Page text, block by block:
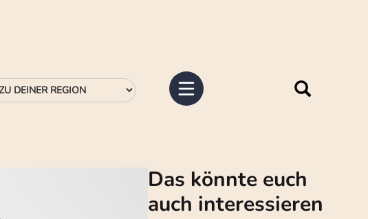
Das könnte euch
auch interessieren